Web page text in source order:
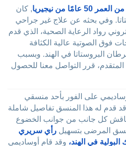
من نيجيريا
, كان
وفي بحثه عن علاج غير جراحي
رواد الرعاية الصحية، الذي قدم
فوق الصوتية عالية الكثافة
البروستاتا في الهند. وبسبب
المتقدم، قرر التواصل معنا للحصول
على الفور بأحد منسقي
قدم له هذا المنسق تفاصيل شاملة
كل جانب من جوانب الخضوع
المرضى بتسهيل رأي سريري
في الهند، وقد قام أوساديمي